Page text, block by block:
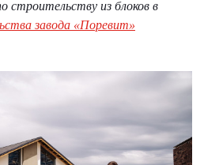
строительству из блоков в
завода «Поревит»